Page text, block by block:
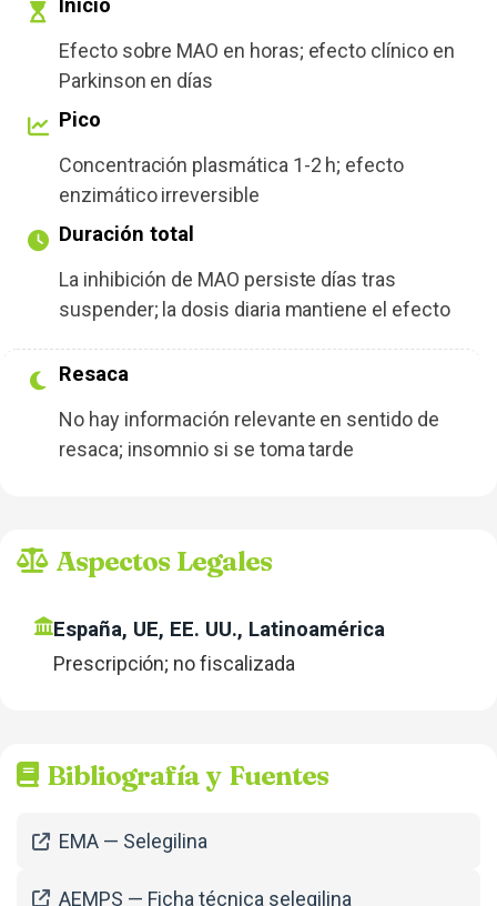
Efecto sobre MAO en horas; efecto clínico en
Parkinson en días
Pico
Concentración plasmática 1-2 h; efecto
enzimático irreversible
Duración total
La inhibición de MAO persiste días tras
suspender; la dosis diaria mantiene el efecto
Resaca
No hay información relevante en sentido de
resaca; insomnio si se toma tarde
Aspectos Legales
España, UE, EE. UU., Latinoamérica
Prescripción; no fiscalizada
Bibliografía y Fuentes
EMA — Selegilina
AEMPS — Ficha técnica selegilina